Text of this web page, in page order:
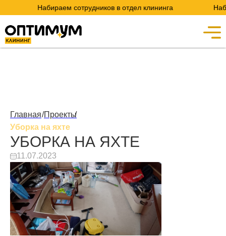
Набираем сотрудников в отдел клининга
Главная/Проекты/
Уборка на яхте
УБОРКА НА ЯХТЕ
11.07.2023